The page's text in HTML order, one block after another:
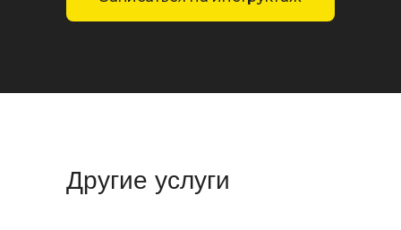
Другие услуги